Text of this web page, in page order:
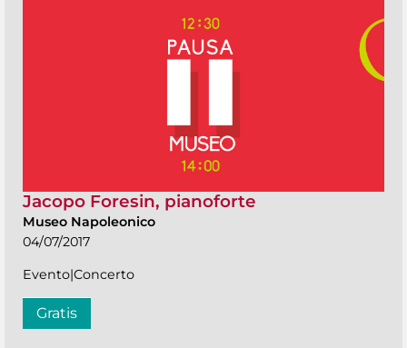
Jacopo Foresin, pianoforte
Museo Napoleonico
04/07/2017
Evento|Concerto
Gratis